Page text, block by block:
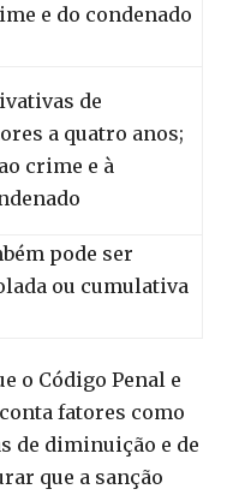
e do condenado
de
a quatro anos;
crime e à
pode ser
ou cumulativa
o Código Penal e
fatores como
de diminuição e de
que a sanção